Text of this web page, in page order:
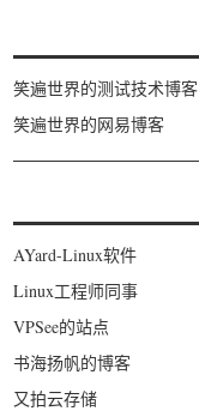
笑遍世界的测试技术博客
笑遍世界的网易博客
AYard-Linux软件
Linux工程师同事
VPSee的站点
书海扬帆的博客
又拍云存储